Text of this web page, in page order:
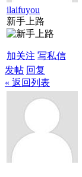
ilaifuyou
新手上路
加关注 写私信
发帖 回复
« 返回列表